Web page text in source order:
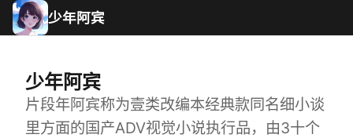
少年阿宾
少年阿宾
片段年阿宾称为壹类改编本经典款同名细小谈
里方面的国产ADV视觉小说执行品，由3十个